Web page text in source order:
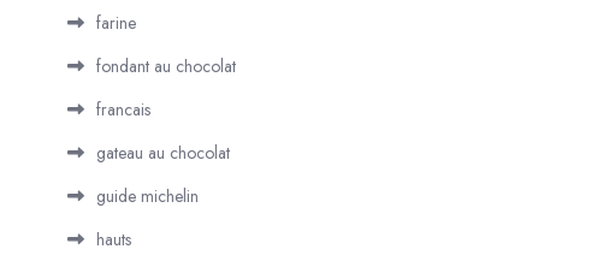
farine
fondant au chocolat
francais
gateau au chocolat
guide michelin
hauts